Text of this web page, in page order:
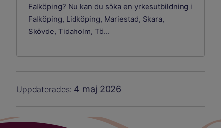
Falköping? Nu kan du söka en yrkesutbildning i
Falköping, Lidköping, Mariestad, Skara,
Skövde, Tidaholm, Tö...
Uppdaterades: 4 maj 2026